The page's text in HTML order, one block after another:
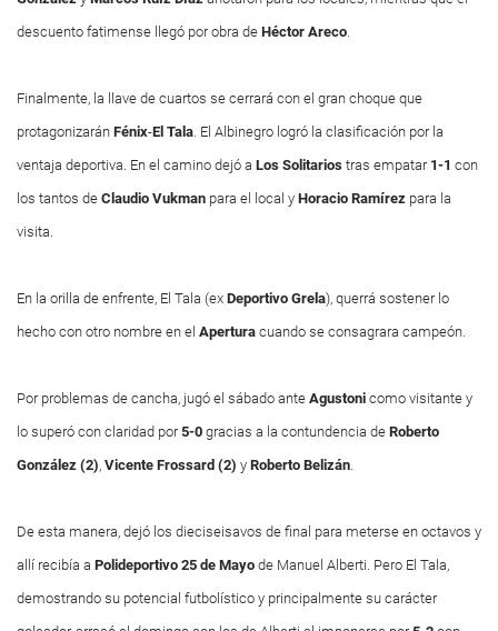
descuento fatimense llegó por obra de Héctor Areco.
Finalmente, la llave de cuartos se cerrará con el gran choque que
protagonizarán Fénix-El Tala. El Albinegro logró la clasificación por la
ventaja deportiva. En el camino dejó a Los Solitarios tras empatar 1-1 con
los tantos de Claudio Vukman para el local y Horacio Ramírez para la
visita.
En la orilla de enfrente, El Tala (ex Deportivo Grela), querrá sostener lo
hecho con otro nombre en el Apertura cuando se consagrara campeón.
Por problemas de cancha, jugó el sábado ante Agustoni como visitante y
lo superó con claridad por5-0 gracias a la contundencia de Roberto
González (2), Vicente Frossard (2) y Roberto Belizán.
De esta manera, dejó los dieciseisavos de final para meterse en octavos y
allí recibía a Polideportivo 25 de Mayo de Manuel Alberti. Pero El Tala,
demostrando su potencial futbolístico y principalmente su carácter